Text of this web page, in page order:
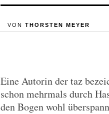
VON THORSTEN MEYER
Eine Autorin der taz
schon mehrmals durch
den Bogen wohl